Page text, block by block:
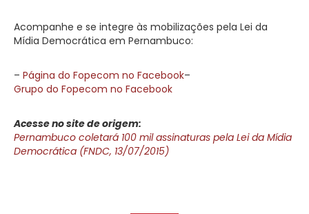
Acompanhe e se integre às mobilizações pela Lei da
Mídia Democrática em Pernambuco:
– Página do Fopecom no Facebook–
Grupo do Fopecom no Facebook
Acesse no site de origem:
Pernambuco coletará 100 mil assinaturas pela Lei da Mídia
Democrática (FNDC, 13/07/2015)